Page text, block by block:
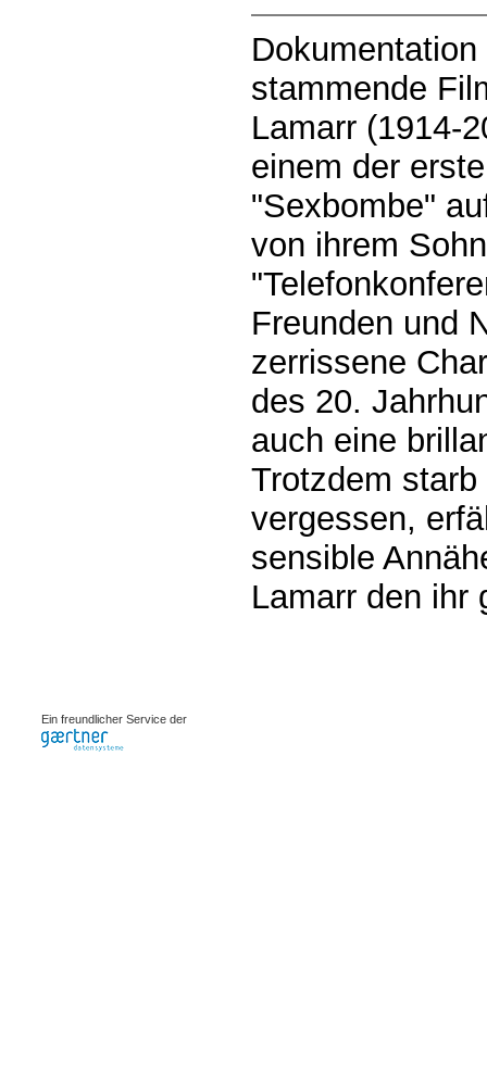
stammende
Lamarr (1914-
einem der
"Sexbombe"
von ihrem
Freunden und
zerrissene
des 20.
auch eine
Trotzdem
vergessen,
sensible
Lamarr den ihr
Ein freundlicher Service der